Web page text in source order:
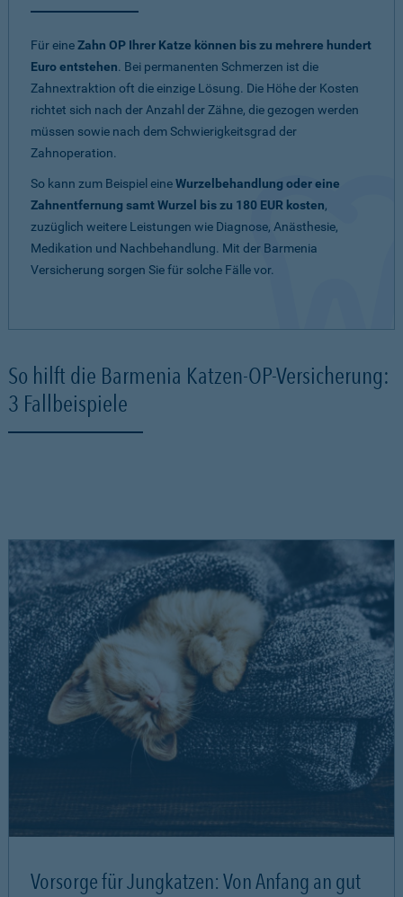
Für eineZahn OP Ihrer Katze können bis zu mehrere hundert
Euro entstehen. Bei permanenten Schmerzen ist die
Zahnextraktion oft die einzige Lösung. Die Höhe der Kosten
richtet sich nach der Anzahl der Zähne, die gezogen werden
müssen sowie nach dem Schwierigkeitsgrad der
Zahnoperation.
So kann zum Beispiel eineWurzelbehandlung oder eine
Zahnentfernung samt Wurzel bis zu 180 EUR kosten,
zuzüglich weitere Leistungen wie Diagnose, Anästhesie,
Medikation und Nachbehandlung. Mit der Barmenia
Versicherung sorgen Sie für solche Fälle vor.
So hilft die Barmenia Katzen-OP-Versicherung:
3 Fallbeispiele
Vorsorge für Jungkatzen: Von Anfang an gut